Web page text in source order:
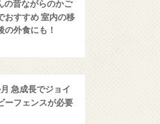
の昔ながらのかご
おすすめ 室内の移
の外食にも！
急成長でジョイ
ーフェンスが必要